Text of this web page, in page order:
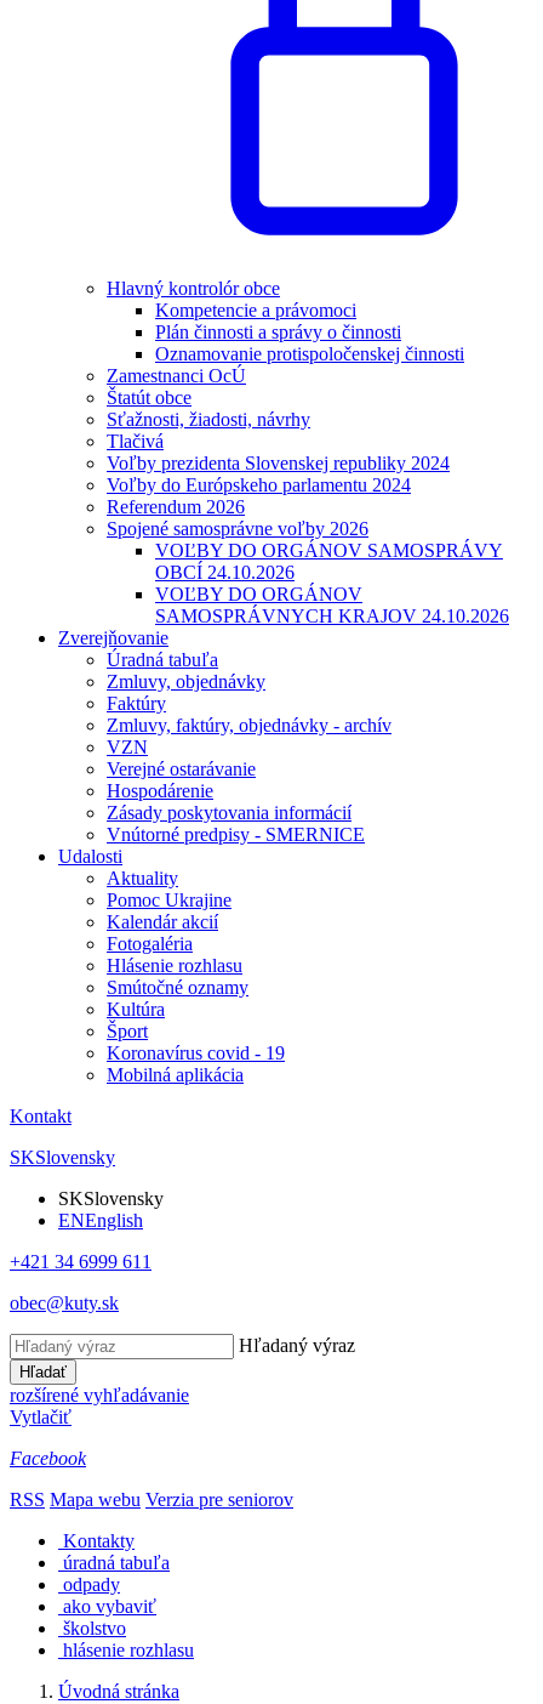
Hlavný kontrolór obce
Kompetencie a právomoci
Plán činnosti a správy o činnosti
Oznamovanie protispoločenskej činnosti
Zamestnanci OcÚ
Štatút obce
Sťažnosti, žiadosti, návrhy
Tlačivá
Voľby prezidenta Slovenskej republiky 2024
Voľby do Európskeho parlamentu 2024
Referendum 2026
Spojené samosprávne voľby 2026
VOĽBY DO ORGÁNOV SAMOSPRÁVY
OBCÍ 24.10.2026
VOĽBY DO ORGÁNOV
SAMOSPRÁVNYCH KRAJOV 24.10.2026
Zverejňovanie
Úradná tabuľa
Zmluvy, objednávky
Faktúry
Zmluvy, faktúry, objednávky - archív
VZN
Verejné ostarávanie
Hospodárenie
Zásady poskytovania informácií
Vnútorné predpisy - SMERNICE
Udalosti
Aktuality
Pomoc Ukrajine
Kalendár akcií
Fotogaléria
Hlásenie rozhlasu
Smútočné oznamy
Kultúra
Šport
Koronavírus covid - 19
Mobilná aplikácia
Kontakt
SKSlovensky
SKSlovensky
ENEnglish
+421 34 6999 611
obec@kuty.sk
Hľadaný výraz
Hľadať
rozšírené vyhľadávanie
Vytlačiť
Facebook
RSS Mapa webu Verzia pre seniorov
Kontakty
úradná tabuľa
odpady
ako vybaviť
školstvo
hlásenie rozhlasu
Úvodná stránka